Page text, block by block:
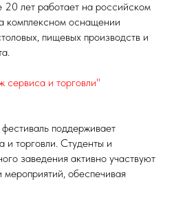
лет работает на российском
комплексном оснащении
пищевых производств и
и торговли"
поддерживает
и торговли. Студенты и
заведения активно участвуют
мероприятий, обеспечивая